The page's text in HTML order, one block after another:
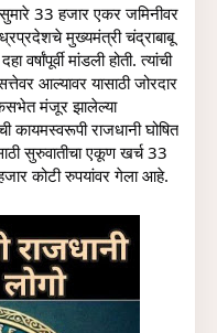
सुमारे 33 हजार एकर जमिनीवर
मुख्यमंत्री चंद्राबाबू
मांडली होती. त्यांची
आल्यावर यासाठी जोरदार
मंजूर झालेल्या
राजधानी घोषित
सुरुवातीचा एकूण खर्च 33
कोटी रुपयांवर गेला आहे.